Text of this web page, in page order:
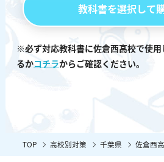
教科書を選択して
※必ず対応教科書に佐倉西高校で使
るかコチラからご確認ください。
TOP 高校別対策 千葉県 佐倉西